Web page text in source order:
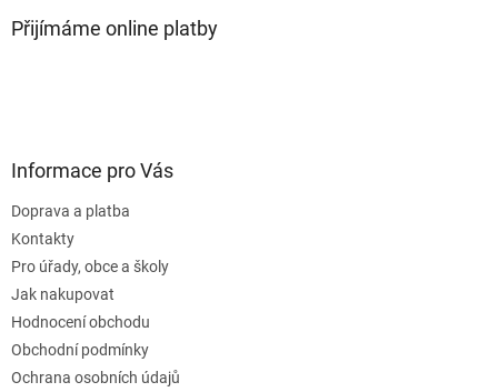
Přijímáme online platby
Informace pro Vás
Doprava a platba
Kontakty
Pro úřady, obce a školy
Jak nakupovat
Hodnocení obchodu
Obchodní podmínky
Ochrana osobních údajů